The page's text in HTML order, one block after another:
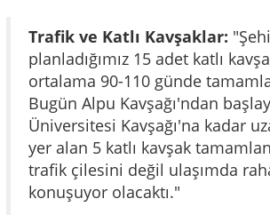
Trafik ve Katlı Kavşaklar:
planladığımız 15 adet katlı
ortalama 90-110 günde
Bugün Alpu Kavşağı'ndan
Üniversitesi Kavşağı'na kadar
yer alan 5 katlı kavşak
trafik çilesini değil ulaşımda
konuşuyor olacaktı."